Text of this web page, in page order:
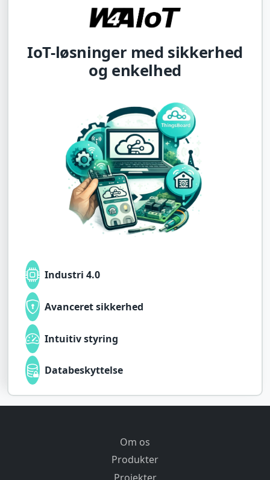
IoT-løsninger med sikkerhed
og enkelhed
Industri 4.0
Avanceret sikkerhed
Intuitiv styring
Databeskyttelse
Om os
Produkter